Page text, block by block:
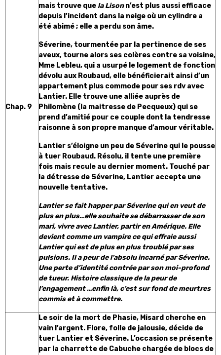
Chap. 9
mais trouve que la Lisonn’est plus aussi efficace
depuis l’incident dans la neige où un cylindre a
été abimé ; elle a perdu son âme.
Séverine, tourmentée par la pertinence de ses
aveux, tourne alors ses colères contre sa voisine,
Mme Lebleu, qui a usurpé le logement de fonction
dévolu aux Roubaud, elle bénéficierait ainsi d’un
appartement plus commode pour ses rdv avec
Lantier. Elle trouve une alliée auprès de
Philomène (la maitresse de Pecqueux) qui se
prend d’amitié pour ce couple dont la tendresse
raisonne à son propre manque d’amour véritable.
Lantier s’éloigne un peu de Séverine qui le pousse
à tuer Roubaud. Résolu, il tente une première
fois mais recule au dernier moment. Touché par
la détresse de Séverine, Lantier accepte une
nouvelle tentative.
Lantier se fait happer par Séverine qui en veut de
plus en plus…elle souhaite se débarrasser de son
mari, vivre avec Lantier, partir en Amérique. Elle
devient comme un vampire ce qui effraie aussi
Lantier qui est de plus en plus troublé par ses
pulsions. Il a peur de l’absolu incarné par Séverine.
Une perte d’identité contrée par son moi-profond
de tueur. Histoire classique de la peur de
l’engagement …enfin là, c’est sur fond de meurtres
commis et à commettre.
Le soir de la mort de Phasie, Misard cherche en
vain l’argent. Flore, folle de jalousie, décide de
tuer Lantier et Séverine. L’occasion se présente
par la charrette de Cabuche chargée de blocs de